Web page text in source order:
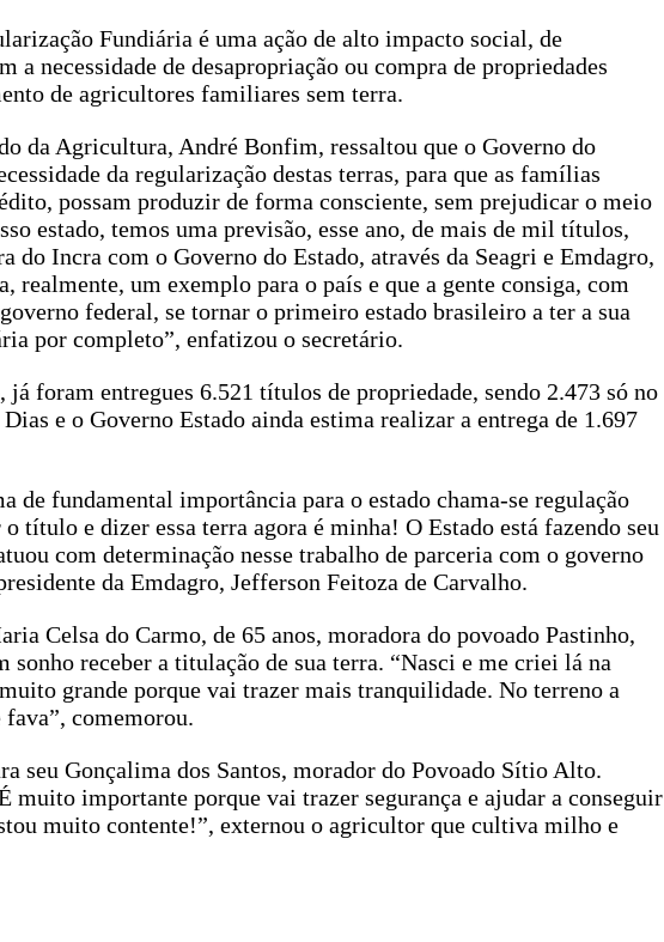
Fundiária é uma ação de alto impacto social, de
a necessidade de desapropriação ou compra de propriedades
de agricultores familiares sem terra.
da Agricultura, André Bonfim, ressaltou que o Governo do
da regularização destas terras, para que as famílias
possam produzir de forma consciente, sem prejudicar o meio
estado, temos uma previsão, esse ano, de mais de mil títulos,
do Incra com o Governo do Estado, através da Seagri e Emdagro,
realmente, um exemplo para o país e que a gente consiga, com
federal, se tornar o primeiro estado brasileiro a ter a sua
por completo”, enfatizou o secretário.
já foram entregues 6.521 títulos de propriedade, sendo 2.473 só no
e o Governo Estado ainda estima realizar a entrega de 1.697
de fundamental importância para o estado chama-se regulação
título e dizer essa terra agora é minha! O Estado está fazendo seu
com determinação nesse trabalho de parceria com o governo
da Emdagro, Jefferson Feitoza de Carvalho.
Celsa do Carmo, de 65 anos, moradora do povoado Pastinho,
sonho receber a titulação de sua terra. “Nasci e me criei lá na
grande porque vai trazer mais tranquilidade. No terreno a
comemorou.
seu Gonçalima dos Santos, morador do Povoado Sítio Alto.
muito importante porque vai trazer segurança e ajudar a conseguir
muito contente!”, externou o agricultor que cultiva milho e